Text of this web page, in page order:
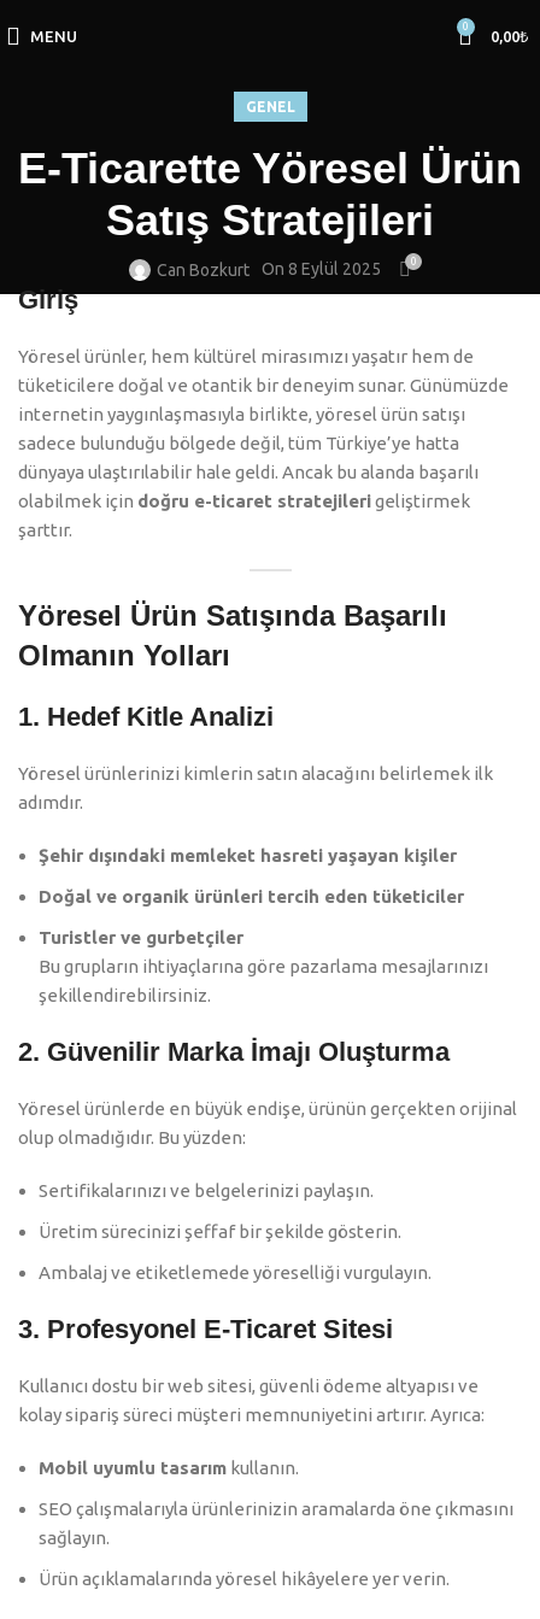
MENU
0
0,00₺
GENEL
E-Ticarette Yöresel Ürün
Satış Stratejileri
Can Bozkurt On 8 Eylül 2025 0
Giriş
Yöresel ürünler, hem kültürel mirasımızı yaşatır hem de
tüketicilere doğal ve otantik bir deneyim sunar. Günümüzde
internetin yaygınlaşmasıyla birlikte, yöresel ürün satışı
sadece bulunduğu bölgede değil, tüm Türkiye’ye hatta
dünyaya ulaştırılabilir hale geldi. Ancak bu alanda başarılı
olabilmek için doğru e-ticaret stratejilerigeliştirmek
şarttır.
Yöresel Ürün Satışında Başarılı
Olmanın Yolları
1. Hedef Kitle Analizi
Yöresel ürünlerinizi kimlerin satın alacağını belirlemek ilk
adımdır.
Şehir dışındaki memleket hasreti yaşayan kişiler
Doğal ve organik ürünleri tercih eden tüketiciler
Turistler ve gurbetçiler
Bu grupların ihtiyaçlarına göre pazarlama mesajlarınızı
şekillendirebilirsiniz.
2. Güvenilir Marka İmajı Oluşturma
Yöresel ürünlerde en büyük endişe, ürünün gerçekten orijinal
olup olmadığıdır. Bu yüzden:
Sertifikalarınızı ve belgelerinizi paylaşın.
Üretim sürecinizi şeffaf bir şekilde gösterin.
Ambalaj ve etiketlemede yöreselliği vurgulayın.
3. Profesyonel E-Ticaret Sitesi
Kullanıcı dostu bir web sitesi, güvenli ödeme altyapısı ve
kolay sipariş süreci müşteri memnuniyetini artırır. Ayrıca:
Mobil uyumlu tasarım kullanın.
SEO çalışmalarıyla ürünlerinizin aramalarda öne çıkmasını
sağlayın.
Ürün açıklamalarında yöresel hikâyelere yer verin.